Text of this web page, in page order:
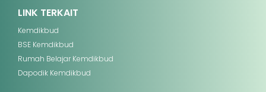
LINK TERKAIT
Kemdikbud
BSE Kemdikbud
Rumah Belajar Kemdikbud
Dapodik Kemdikbud